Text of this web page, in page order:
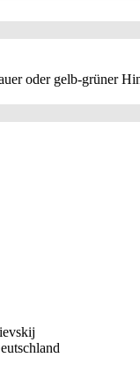
oder gelb-grüner